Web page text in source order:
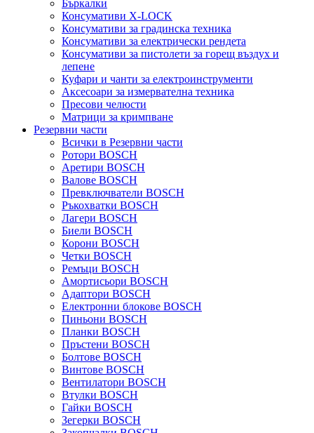
Бъркалки
Консумативи X-LOCK
Консумативи за градинска техника
Консумативи за електрически рендета
Консумативи за пистолети за горещ въздух и
лепене
Куфари и чанти за електроинструменти
Аксесоари за измервателна техника
Пресови челюсти
Матрици за кримпване
Резервни части
Всички в Резервни части
Ротори BOSCH
Аретири BOSCH
Валове BOSCH
Превключватели BOSCH
Ръкохватки BOSCH
Лагери BOSCH
Биели BOSCH
Корони BOSCH
Четки BOSCH
Ремъци BOSCH
Амортисьори BOSCH
Адаптори BOSCH
Електронни блокове BOSCH
Пиньони BOSCH
Планки BOSCH
Пръстени BOSCH
Болтове BOSCH
Винтове BOSCH
Вентилатори BOSCH
Втулки BOSCH
Гайки BOSCH
Зегерки BOSCH